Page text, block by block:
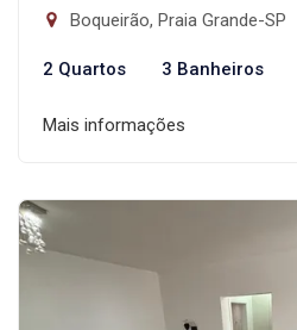
Boqueirão, Praia Grande-SP
2 Quartos 3 Banheiros
Mais informações